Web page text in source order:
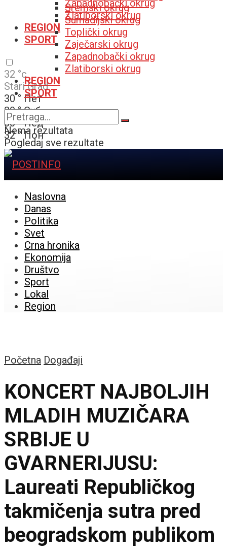
Zapadnobački okrug
Zlatiborski okrug
REGION
SPORT
32 °c
Stari Grad
30 ° Пет
30 ° Суб
30 ° Нед
32 ° Пон
Sremski okrug
Šumadijski okrug
Toplički okrug
Zaječarski okrug
Zapadnobački okrug
Zlatiborski okrug
REGION
SPORT
Nema rezultata
Pogledaj sve rezultate
Naslovna
Danas
Politika
Svet
Crna hronika
Ekonomija
Društvo
Sport
Lokal
Region
Početna Događaji
KONCERT NAJBOLJIH
MLADIH MUZIČARA
SRBIJE U
GVARNERIJUSU:
Laureati Republičkog
takmičenja sutra pred
beogradskom publikom